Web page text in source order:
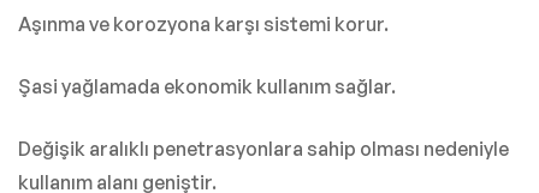
Aşınma ve korozyona karşı sistemi korur.
Şasi yağlamada ekonomik kullanım sağlar.
Değişik aralıklı penetrasyonlara sahip olması nedeniyle
kullanım alanı geniştir.